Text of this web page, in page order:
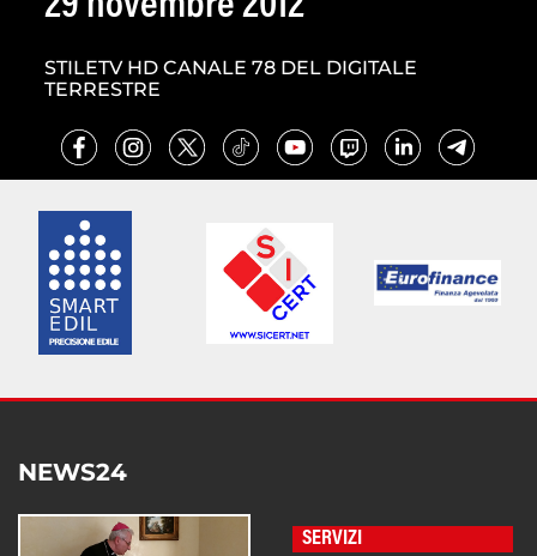
STILETV HD CANALE 78 DEL DIGITALE
TERRESTRE
NEWS24
SERVIZI